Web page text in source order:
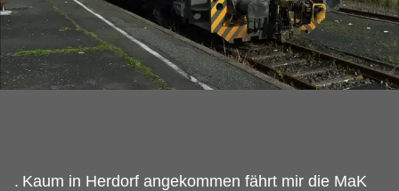
. Kaum in Herdorf angekommen fährt mir die MaK